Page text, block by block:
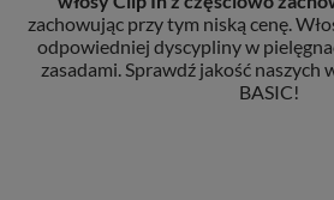
zachowując przy tym niską cenę.
odpowiedniej dyscypliny w
zasadami. Sprawdź jakość naszych
BASIC!